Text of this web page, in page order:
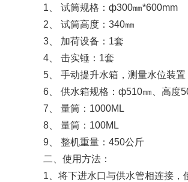
1、 试筒规格：ф300㎜*600mm
2、 试筒高度：340㎜
3、 加荷设备：1套
4、 击实锤：1套
5、 手动提升水箱，测量水位装置
6、 供水箱规格：ф510㎜、高度
7、 量筒：1000ML
8、 量筒：100ML
9、 整机重量：450公斤
二、使用方法：
1、将下进水口与供水管相连接，